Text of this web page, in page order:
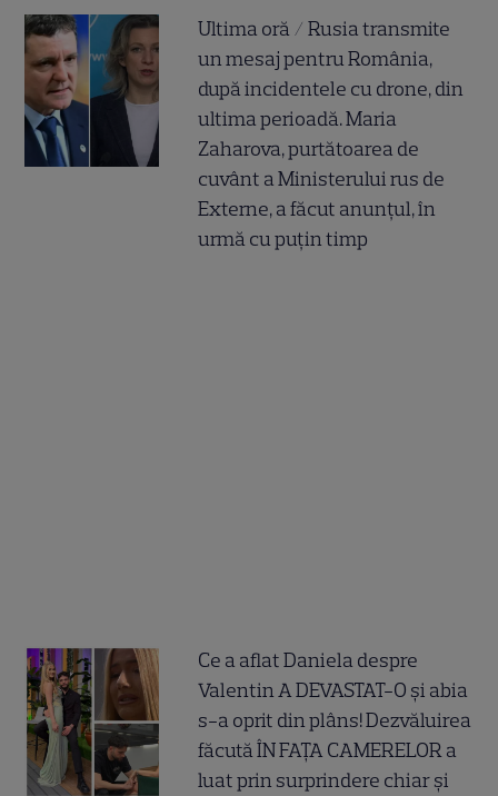
Ultima oră / Rusia transmite
un mesaj pentru România,
după incidentele cu drone, din
ultima perioadă. Maria
Zaharova, purtătoarea de
cuvânt a Ministerului rus de
Externe, a făcut anunțul, în
urmă cu puțin timp
Ce a aflat Daniela despre
Valentin A DEVASTAT-O și abia
s-a oprit din plâns! Dezvăluirea
făcută ÎN FAȚA CAMERELOR a
luat prin surprindere chiar și